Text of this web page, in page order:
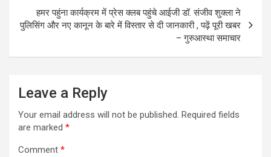
k
n
हमर पहुंना कार्यक्रम में प्रेस क्लब पहुंचे आईजी डॉ. संजीव शुक्ला ने
पुलिसिंग और नए कानून के बारे में विस्तार से दी जानकारी , पढ़ें पूरी खबर
– गुरुआस्था समाचार
Leave a Reply
Your email address will not be published. Required fields
are marked *
Comment *